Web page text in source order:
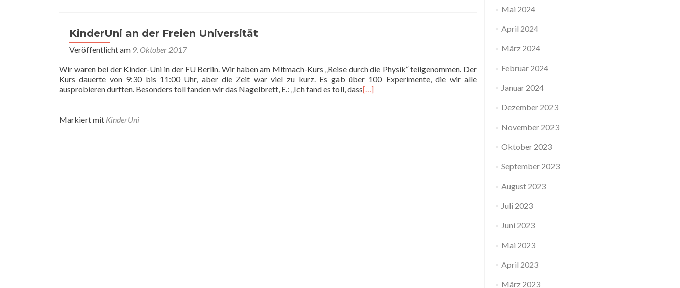
KinderUni an der Freien Universität
Veröffentlicht am 9. Oktober 2017
Wir waren bei der Kinder-Uni in der FU Berlin. Wir haben am Mitmach-Kurs „Reise durch die Physik“ teilgenommen. Der
Kurs dauerte von 9:30 bis 11:00 Uhr, aber die Zeit war viel zu kurz. Es gab über 100 Experimente, die wir alle
ausprobieren durften. Besonders toll fanden wir das Nagelbrett, E.: „Ich fand es toll, dass[…]
Markiert mit KinderUni
Mai 2024
April 2024
März 2024
Februar 2024
Januar 2024
Dezember 2023
November 2023
Oktober 2023
September 2023
August 2023
Juli 2023
Juni 2023
Mai 2023
April 2023
März 2023